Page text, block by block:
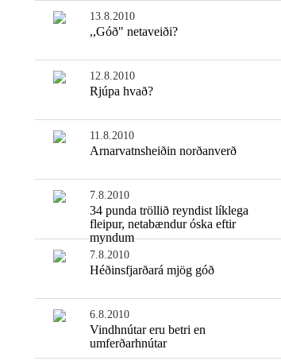
13.8.2010
,,Góð" netaveiði?
12.8.2010
Rjúpa hvað?
11.8.2010
Arnarvatnsheiðin norðanverð
7.8.2010
34 punda tröllið reyndist líklega
fleipur, netabændur óska eftir
myndum
7.8.2010
Héðinsfjarðará mjög góð
6.8.2010
Vindhnútar eru betri en
umferðarhnútar